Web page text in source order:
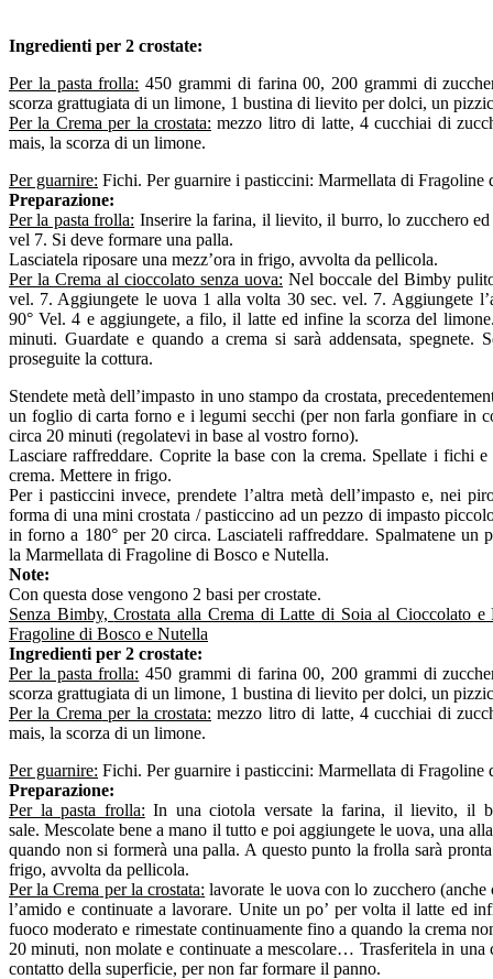
Ingredienti per 2 crostate:
Per la pasta frolla: 450 grammi di farina 00, 200 grammi di
scorza grattugiata di un limone, 1 bustina di lievito per dolci, un
Per la Crema per la crostata: mezzo litro di latte, 4 cucchiai di
mais, la scorza di un limone.
Per guarnire: Fichi. Per guarnire i pasticcini: Marmellata di
Preparazione:
Per la pasta frolla: Inserire la farina, il lievito, il burro, lo zucchero
vel 7. Si deve formare una palla.
Lasciatela riposare una mezz’ora in frigo, avvolta da pellicola.
Per la Crema al cioccolato senza uova: Nel boccale del Bimby
vel. 7. Aggiungete le uova 1 alla volta 30 sec. vel. 7. Aggiungete
90° Vel. 4 e aggiungete, a filo, il latte ed infine la scorza del
minuti. Guardate e quando a crema si sarà addensata, spegnete.
proseguite la cottura.
Stendete metà dell’impasto in uno stampo da crostata,
un foglio di carta forno e i legumi secchi (per non farla gonfiare in
circa 20 minuti (regolatevi in base al vostro forno).
Lasciare raffreddare. Coprite la base con la crema. Spellate i fichi
crema. Mettere in frigo.
Per i pasticcini invece, prendete l’altra metà dell’impasto e, nei
forma di una mini crostata / pasticcino ad un pezzo di impasto
in forno a 180° per 20 circa. Lasciateli raffreddare. Spalmatene
la Marmellata di Fragoline di Bosco e Nutella.
Note:
Con questa dose vengono 2 basi per crostate.
Senza Bimby,Crostata alla Crema di Latte di Soia al Cioccolato
Fragoline di Bosco e Nutella
Ingredienti per 2 crostate:
Per la pasta frolla: 450 grammi di farina 00, 200 grammi di
scorza grattugiata di un limone, 1 bustina di lievito per dolci, un
Per la Crema per la crostata: mezzo litro di latte, 4 cucchiai di
mais, la scorza di un limone.
Per guarnire: Fichi. Per guarnire i pasticcini: Marmellata di
Preparazione:
Per la pasta frolla: In una ciotola versate la farina, il lievito, il
sale. Mescolate bene a mano il tutto e poi aggiungete le uova, una
quando non si formerà una palla. A questo punto la frolla sarà
frigo, avvolta da pellicola.
Per la Crema per la crostata: lavorate le uova con lo zucchero
l’amido e continuate a lavorare. Unite un po’ per volta il latte ed
fuoco moderato e rimestate continuamente fino a quando la crema
20 minuti, non molate e continuate a mescolare… Trasferitela in
contatto della superficie, per non far formare il panno.